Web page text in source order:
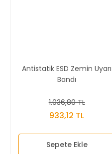
Antistatik ESD Zemin Uyarı
Bandı
1.036,80 TL
933,12 TL
Sepete Ekle